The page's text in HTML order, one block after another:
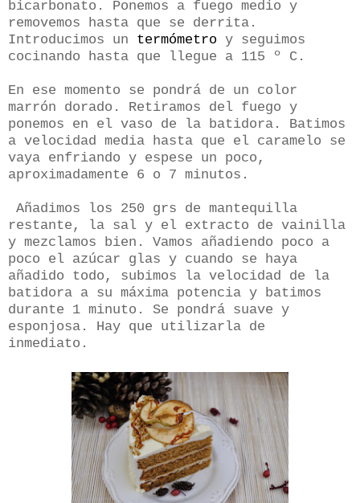
bicarbonato. Ponemos a fuego medio y
removemos hasta que se derrita.
Introducimos un termómetro y seguimos
cocinando hasta que llegue a 115 º C.
En ese momento se pondrá de un color
marrón dorado. Retiramos del fuego y
ponemos en el vaso de la batidora. Batimos
a velocidad media hasta que el caramelo se
vaya enfriando y espese un poco,
aproximadamente 6 o 7 minutos.
Añadimos los 250 grs de mantequilla
restante, la sal y el extracto de vainilla
y mezclamos bien. Vamos añadiendo poco a
poco el azúcar glas y cuando se haya
añadido todo, subimos la velocidad de la
batidora a su máxima potencia y batimos
durante 1 minuto. Se pondrá suave y
esponjosa. Hay que utilizarla de
inmediato.